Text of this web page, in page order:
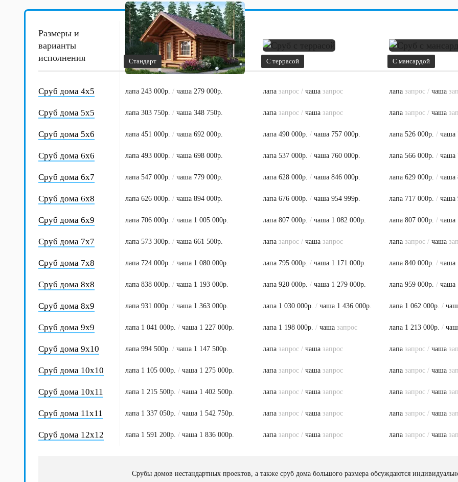
Размеры и
варианты
исполнения
Стандарт С террасой С мансардой
Сруб дома 4х5 лапа 243 000р. / чаша 279 000р. лапа запрос / чаша запрос лапа запрос / чаша
Сруб дома 5х5 лапа 303 750р. / чаша 348 750р. лапа запрос / чаша запрос лапа запрос / чаша
Сруб дома 5х6 лапа 451 000р. / чаша 692 000р. лапа 490 000р. / чаша 757 000р. лапа 526 000р. / чаша
Сруб дома 6х6 лапа 493 000р. / чаша 698 000р. лапа 537 000р. / чаша 760 000р. лапа 566 000р. / чаша
Сруб дома 6х7 лапа 547 000р. / чаша 779 000р. лапа 628 000р. / чаша 846 000р. лапа 629 000р. / чаша
Сруб дома 6х8 лапа 626 000р. / чаша 894 000р. лапа 676 000р. / чаша 954 999р. лапа 717 000р. / чаша
Сруб дома 6х9 лапа 706 000р. / чаша 1 005 000р. лапа 807 000р. / чаша 1 082 000р. лапа 807 000р. / чаша
Сруб дома 7х7 лапа 573 300р. / чаша 661 500р. лапа запрос / чаша запрос лапа запрос / чаша
Сруб дома 7х8 лапа 724 000р. / чаша 1 080 000р. лапа 795 000р. / чаша 1 171 000р. лапа 840 000р. / чаша
Сруб дома 8х8 лапа 838 000р. / чаша 1 193 000р. лапа 920 000р. / чаша 1 279 000р. лапа 959 000р. / чаша
Сруб дома 8х9 лапа 931 000р. / чаша 1 363 000р. лапа 1 030 000р. / чаша 1 436 000р. лапа 1 062 000р. /
Сруб дома 9х9 лапа 1 041 000р. / чаша 1 227 000р. лапа 1 198 000р. / чаша запрос лапа 1 213 000р. /
Сруб дома 9х10 лапа 994 500р. / чаша 1 147 500р. лапа запрос / чаша запрос лапа запрос / чаша
Сруб дома 10х10 лапа 1 105 000р. / чаша 1 275 000р. лапа запрос / чаша запрос лапа запрос / чаша
Сруб дома 10х11 лапа 1 215 500р. / чаша 1 402 500р. лапа запрос / чаша запрос лапа запрос / чаша
Сруб дома 11х11 лапа 1 337 050р. / чаша 1 542 750р. лапа запрос / чаша запрос лапа запрос / чаша
Сруб дома 12х12 лапа 1 591 200р. / чаша 1 836 000р. лапа запрос / чаша запрос лапа запрос / чаша
Срубы домов нестандартных проектов, а также сруб дома большого размера обсуждаются